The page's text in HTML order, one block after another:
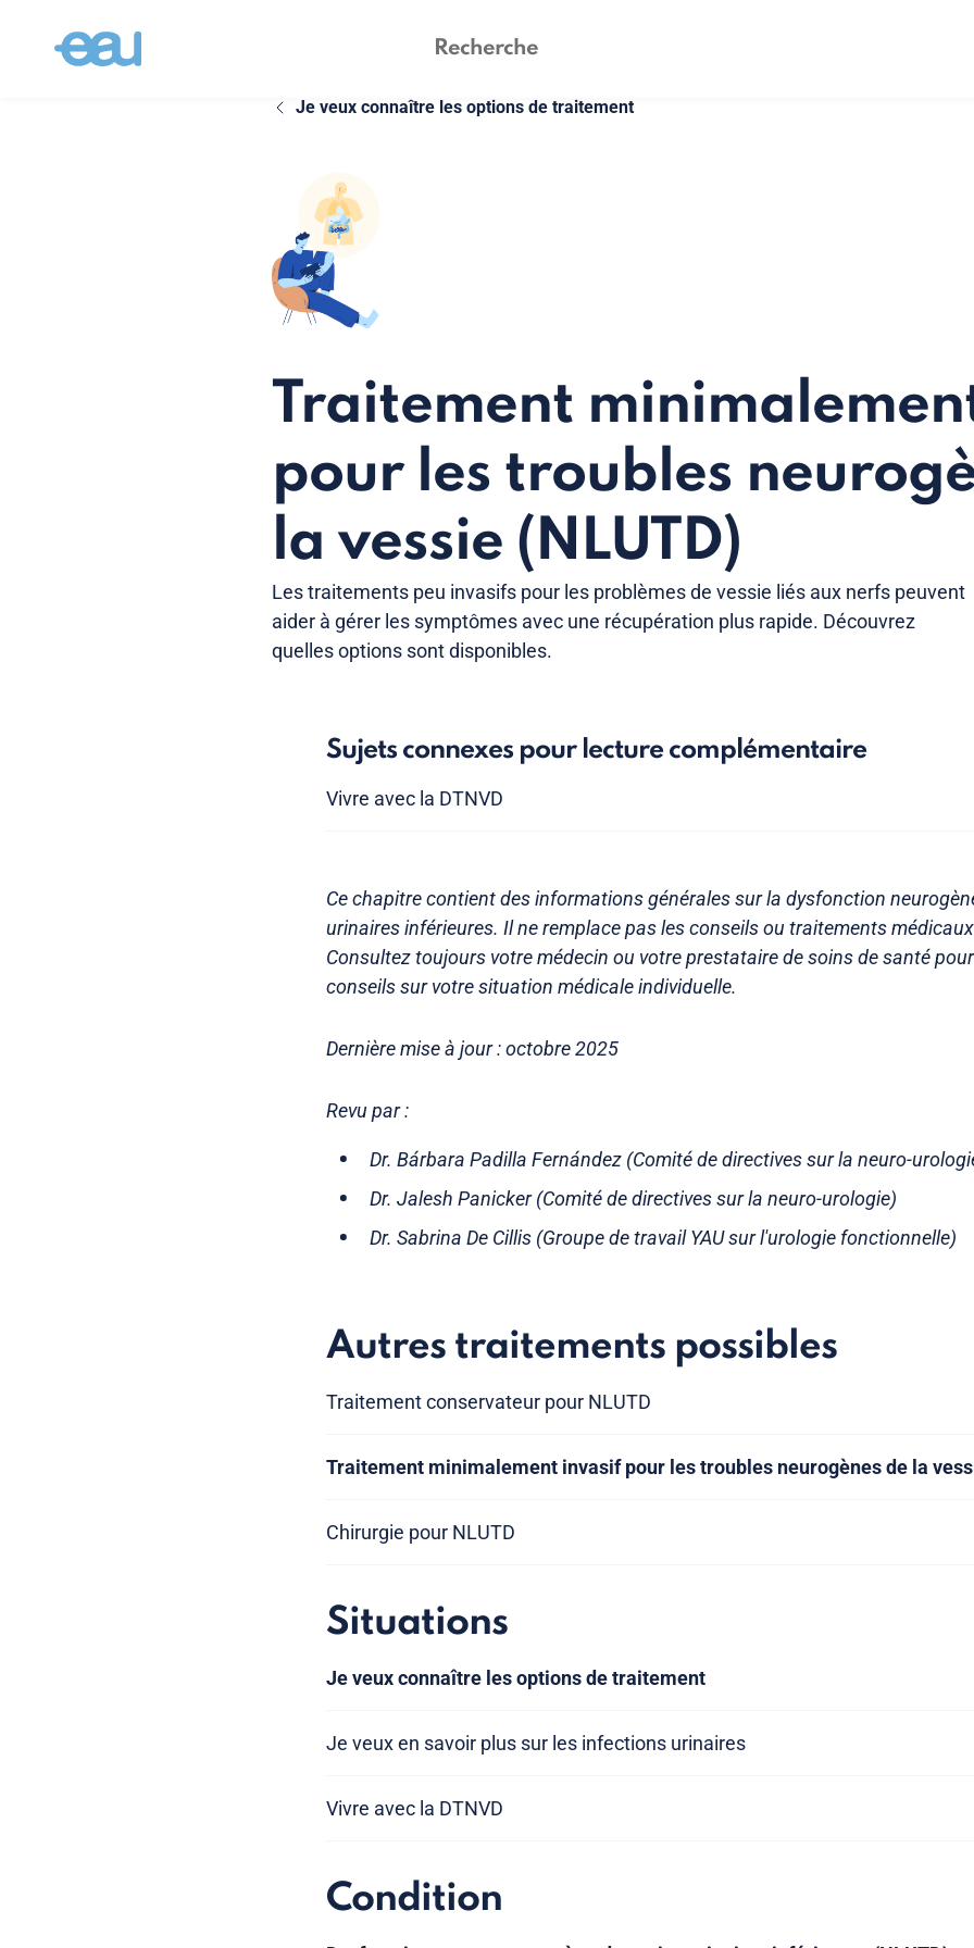
Je veux connaître les options de traitement
Traitement
pour les troubles
la vessie (NLUTD)
Les traitements peu invasifs pour les problèmes de vessie liés aux nerfs peuvent
aider à gérer les symptômes avec une récupération plus rapide. Découvrez
quelles options sont disponibles.
Sujets connexes pour lecture complémentaire
Vivre avec la DTNVD
Ce chapitre contient des informations générales sur la dysfonction
urinaires inférieures. Il ne remplace pas les conseils ou traitements
Consultez toujours votre médecin ou votre prestataire de soins de santé
conseils sur votre situation médicale individuelle.
Dernière mise à jour : octobre 2025
Revu par :
Dr. Bárbara Padilla Fernández (Comité de directives sur la neuro-
Dr. Jalesh Panicker (Comité de directives sur la neuro-urologie)
Dr. Sabrina De Cillis (Groupe de travail YAU sur l'urologie fonctionnelle)
Autres traitements possibles
Traitement conservateur pour NLUTD
Traitement minimalement invasif pour les troubles neurogènes de la
Chirurgie pour NLUTD
Situations
Je veux connaître les options de traitement
Je veux en savoir plus sur les infections urinaires
Vivre avec la DTNVD
Condition